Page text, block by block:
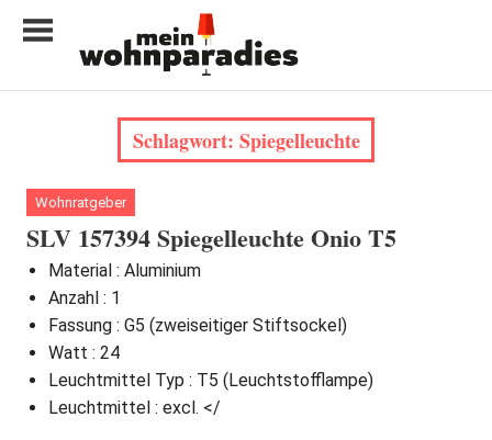
Inhalt
My
home
castle
Schlagwort: Spiegelleuchte
Wohnratgeber
SLV 157394 Spiegelleuchte Onio T5
Material : Aluminium
Anzahl : 1
Fassung : G5 (zweiseitiger Stiftsockel)
Watt : 24
Leuchtmittel Typ : T5 (Leuchtstofflampe)
Leuchtmittel : excl. </